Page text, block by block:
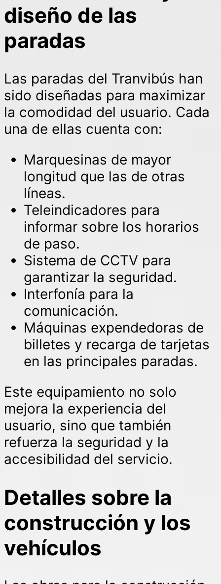
diseño de las
paradas
Las paradas del Tranvibús han
sido diseñadas para maximizar
la comodidad del usuario. Cada
una de ellas cuenta con:
Marquesinas de mayor
longitud que las de otras
líneas.
Teleindicadores para
informar sobre los horarios
de paso.
Sistema de CCTV para
garantizar la seguridad.
Interfonía para la
comunicación.
Máquinas expendedoras de
billetes y recarga de tarjetas
en las principales paradas.
Este equipamiento no solo
mejora la experiencia del
usuario, sino que también
refuerza la seguridad y la
accesibilidad del servicio.
Detalles sobre la
construcción y los
vehículos